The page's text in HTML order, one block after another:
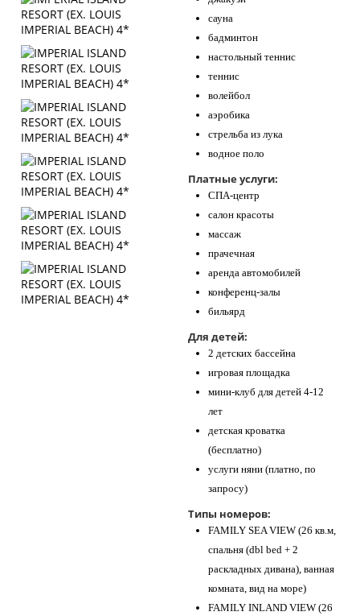
сауна
бадминтон
настольный теннис
теннис
волейбол
аэробика
стрельба из лука
водное поло
Платные услуги:
СПА-центр
салон красоты
массаж
прачечная
аренда автомобилей
конференц-залы
бильярд
Для детей:
2 детских бассейна
игровая площадка
мини-клуб для детей 4-12
лет
детская кроватка
(бесплатно)
услуги няни (платно, по
запросу)
Типы номеров:
FAMILY SEA VIEW (26 кв.м,
спальня (dbl bed + 2
раскладных дивана), ванная
комната, вид на море)
FAMILY INLAND VIEW (26